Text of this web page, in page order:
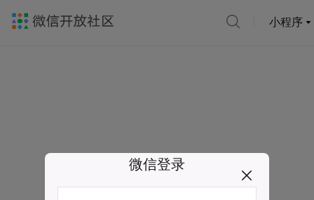
小程序
微信登录